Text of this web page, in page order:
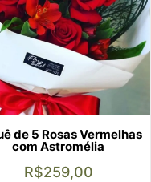
de 5 Rosas Vermelhas
com Astromélia
R$259,00